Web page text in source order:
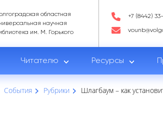
областная
научная
им. М. Горького
+7 (8442)
Читателю Ресурсы
События Рубрики Шлагбаум – как